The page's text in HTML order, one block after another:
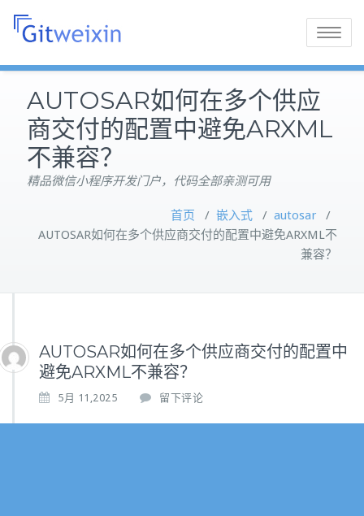
Toggle
AUTOSAR如何在多个供应
商交付的配置中避免ARXML
不兼容？
精品微信小程序开发门户，代码全部亲测可用
首页 / 嵌入式 / autosar /
AUTOSAR如何在多个供应商交付的配置中避免ARXML不
兼容？
AUTOSAR如何在多个供应商交付的配置中
避免ARXML不兼容？
5月 11,2025 留下评论